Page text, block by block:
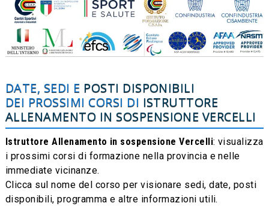
DATE, SEDI E POSTI DISPONIBILI
DEI PROSSIMI CORSI DI ISTRUTTORE
ALLENAMENTO IN SOSPENSIONE VERCELLI
Istruttore Allenamento in sospensione Vercelli: visualizza
i prossimi corsi di formazione nella provincia e nelle
immediate vicinanze.
Clicca sul nome del corso per visionare sedi, date, posti
disponibili, programma e altre informazioni utili.